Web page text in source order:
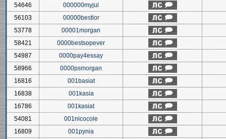
54646
000000myjul
56103
00000bestlor
53778
00001morgan
58421
0000bestsopever
54987
0000pay4essay
58966
0000psmorgan
16816
001basiat
16838
001kasia
16786
001kasiat
54081
001nicocole
16809
001pynia